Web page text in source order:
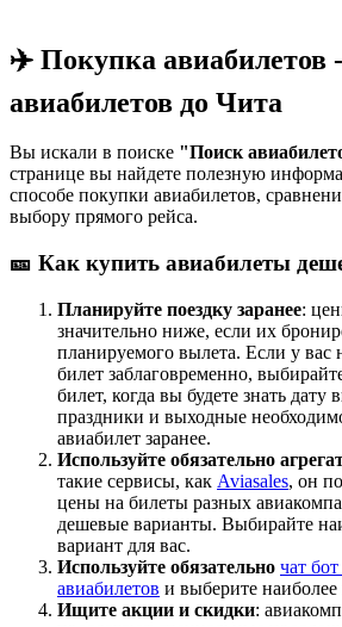
✈️ Покупка авиабилетов
авиабилетов до Чита
Вы искали в поиске "Поиск
странице вы найдете полезную
способе покупки авиабилетов,
выбору прямого рейса.
🎫 Как купить авиабилеты
Планируйте поездку заранее:
значительно ниже, если их
планируемого вылета. Если у вас
билет заблаговременно,
билет, когда вы будете знать дату
праздники и выходные
авиабилет заранее.
Используйте обязательно
такие сервисы, как Aviasales, он
цены на билеты разных
дешевые варианты. Выбирайте
вариант для вас.
Используйте обязательно чат
авиабилетов и выберите
Ищите акции и скидки: